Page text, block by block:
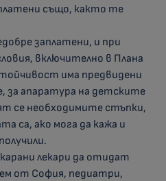
също, както те
заплатени, и при
включително в Плана
има предвидени
за апаратура на детските
се необходимите стъпки,
са, ако мога да кажа и
лекари да отидат
от София, педиатри,